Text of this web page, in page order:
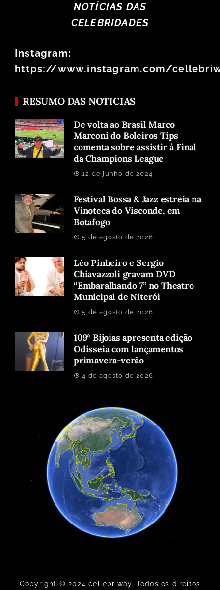
NOTÍCIAS DAS
CELEBRIDADES
Instagram:
https://www.instagram.com/
RESUMO DAS NOTICIAS
De volta ao Brasil Marco
Marconi do Boleiros Tips
comenta sobre assistir à Final
da Champions League
12 de junho de 2024
Festival Bossa & Jazz estreia na
Vinoteca do Visconde, em
Botafogo
5 de agosto de 2026
Léo Pinheiro e Sergio
Chiavazzoli gravam DVD
“Embaralhando 7” no Theatro
Municipal de Niterói
5 de agosto de 2026
109ª Bijoias apresenta edição
Odisseia com lançamentos
primavera-verão
4 de agosto de 2026
Copyright © 2024 cellebriway. Todos os direitos